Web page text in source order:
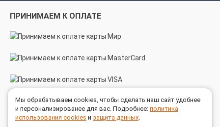
ПРИНИМАЕМ К ОПЛАТЕ
МЫ В СОЦСЕТЯХ
Мы обрабатываем cookies, чтобы сделать наш сайт удобнее
и персонализированее для вас. Подробнее: политика
использования cookies и защита данных.